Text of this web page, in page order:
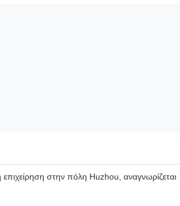
στην πόλη Huzhou, αναγνωρίζεται